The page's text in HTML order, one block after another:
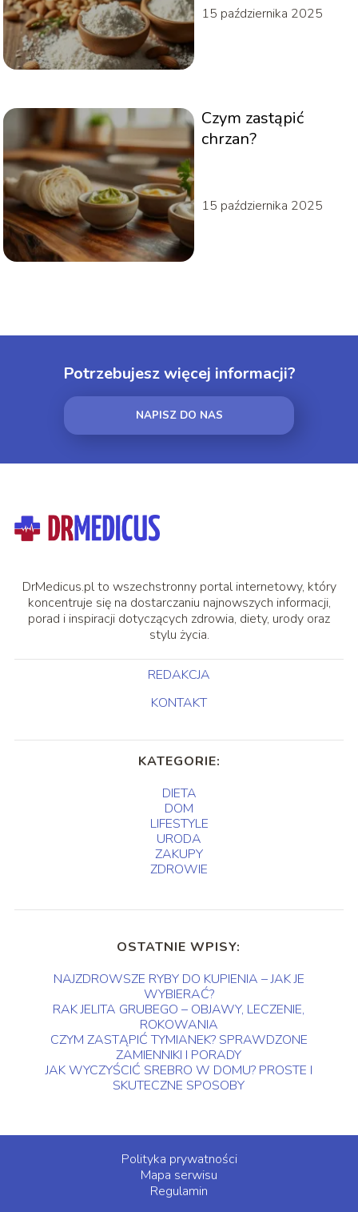
alergików
15 października 2025
Czym zastąpić
chrzan?
15 października 2025
Potrzebujesz więcej informacji?
NAPISZ DO NAS
DrMedicus.pl to wszechstronny portal internetowy, który
koncentruje się na dostarczaniu najnowszych informacji,
porad i inspiracji dotyczących zdrowia, diety, urody oraz
stylu życia.
REDAKCJA
KONTAKT
KATEGORIE:
DIETA
DOM
LIFESTYLE
URODA
ZAKUPY
ZDROWIE
OSTATNIE WPISY:
NAJZDROWSZE RYBY DO KUPIENIA – JAK JE
WYBIERAĆ?
RAK JELITA GRUBEGO – OBJAWY, LECZENIE,
ROKOWANIA
CZYM ZASTĄPIĆ TYMIANEK? SPRAWDZONE
ZAMIENNIKI I PORADY
JAK WYCZYŚCIĆ SREBRO W DOMU? PROSTE I
SKUTECZNE SPOSOBY
Polityka prywatności
Mapa serwisu
Regulamin